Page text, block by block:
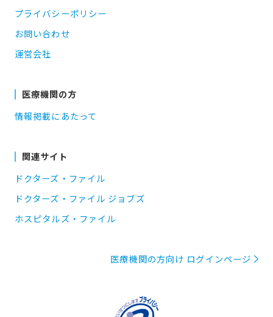
プライバシーポリシー
お問い合わせ
運営会社
医療機関の方
情報掲載にあたって
関連サイト
ドクターズ・ファイル
ドクターズ・ファイル ジョブズ
ホスピタルズ・ファイル
医療機関の方向け ログインページ